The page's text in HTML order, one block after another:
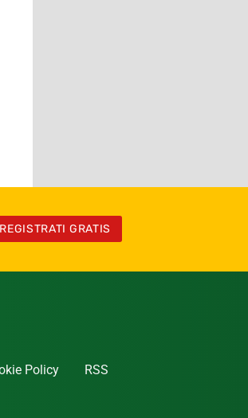
REGISTRATI GRATIS
Policy RSS